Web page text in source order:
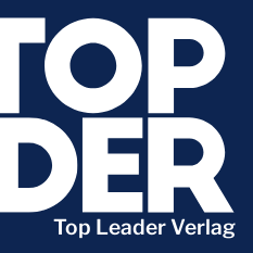
Top Leader Verlag